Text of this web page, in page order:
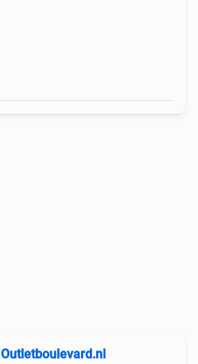
Outletboulevard.nl